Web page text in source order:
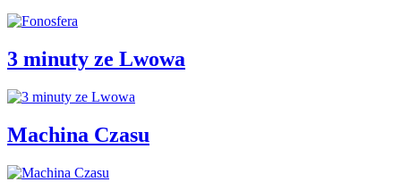
3 minuty ze Lwowa
Machina Czasu